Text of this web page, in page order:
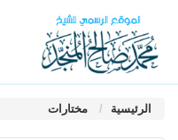
الرئيسية مختارات